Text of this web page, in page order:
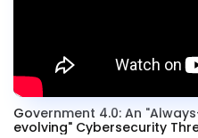
Government 4.0: An
evolving" Cybersecurity